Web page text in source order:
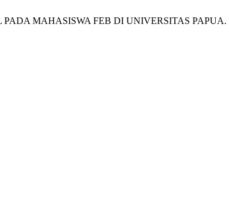
MAHASISWA FEB DI UNIVERSITAS PAPUA.